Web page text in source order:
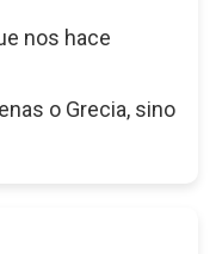
nos hace
o Grecia, sino